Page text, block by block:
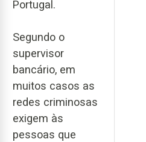
Portugal.
Segundo o
supervisor
bancário, em
muitos casos as
redes criminosas
exigem às
pessoas que